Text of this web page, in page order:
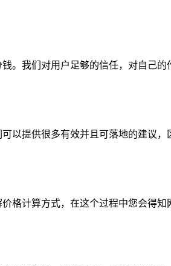
。我们对用户足够的信任，对自己的
以提供很多有效并且可落地的建议
格计算方式，在这个过程中您会得